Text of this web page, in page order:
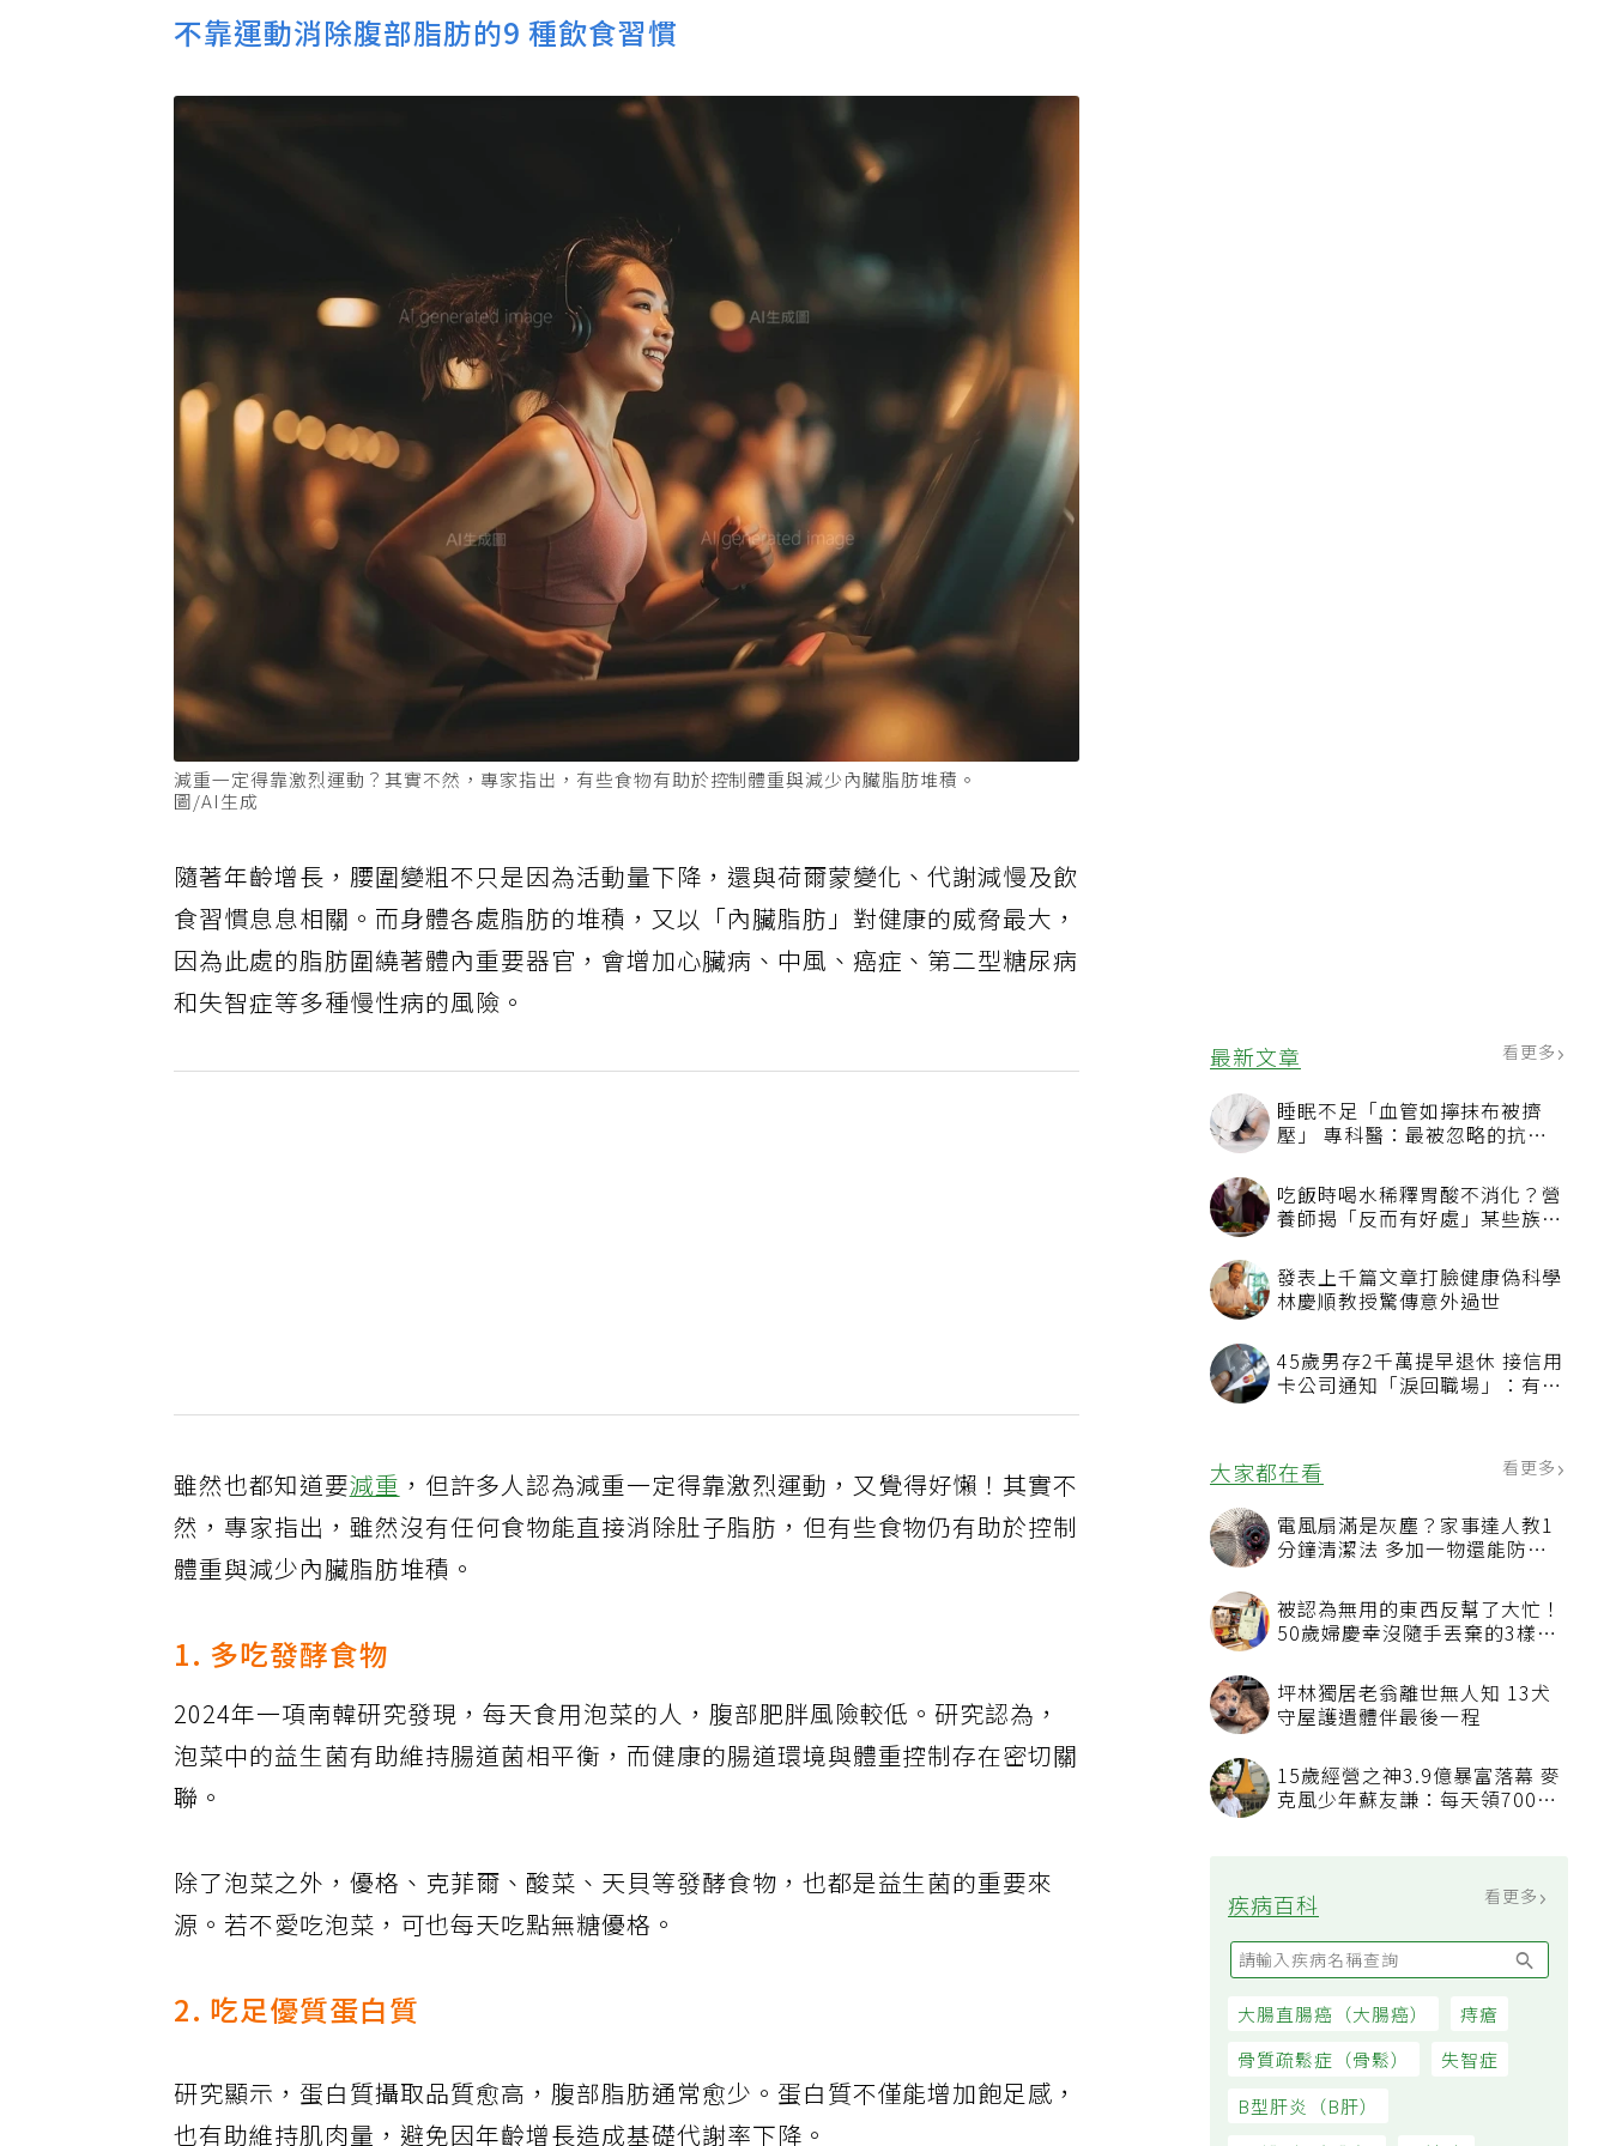
最新文章 看更多
睡眠不足「血管如擰抹布被擠
壓」 專科醫：最被忽略的抗老
吃飯時喝水稀釋胃酸不消化？營
養師揭「反而有好處」某些族群
發表上千篇文章打臉健康偽科學
林慶順教授驚傳意外過世
45歲男存2千萬提早退休 接信用
卡公司通知「淚回職場」：有錢
大家都在看
電風扇滿是灰塵？家事達人教1
被認為無用的東西反幫了大忙！
50歲婦慶幸沒隨手丟棄的3樣物
坪林獨居老翁離世無人知 13犬
守屋護遺體伴最後一程
15歲經營之神3.9億暴富落幕 麥
疾病百科
不靠運動消除腹部脂肪的9 種飲食習慣
減重一定得靠激烈運動？其實不然，專家指出，有些食物有助於控制體重與減少內臟脂肪堆積。
圖/AI生成
隨著年齡增長，腰圍變粗不只是因為活動量下降，還與荷爾蒙變化、代謝減慢及飲
食習慣息息相關。而身體各處脂肪的堆積，又以「內臟脂肪」對健康的威脅最大，
因為此處的脂肪圍繞著體內重要器官，會增加心臟病、中風、癌症、第二型糖尿病
和失智症等多種慢性病的風險。
雖然也都知道要減重 ，但許多人認為減重一定得靠激烈運動，又覺得好懶！其實不
然，專家指出，雖然沒有任何食物能直接消除肚子脂肪，但有些食物仍有助於控制
體重與減少內臟脂肪堆積。
1. 多吃發酵食物
2024年一項南韓研究發現，每天食用泡菜的人，腹部肥胖風險較低。研究認為，
泡菜中的益生菌有助維持腸道菌相平衡，而健康的腸道環境與體重控制存在密切關
聯。
除了泡菜之外，優格、克菲爾、酸菜、天貝等發酵食物，也都是益生菌的重要來
源。若不愛吃泡菜，可也每天吃點無糖優格。
2. 吃足優質蛋白質
研究顯示，蛋白質攝取品質愈高，腹部脂肪通常愈少。蛋白質不僅能增加飽足感，